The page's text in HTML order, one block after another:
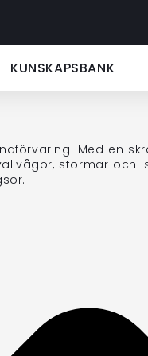
KUNSKAPSBANK
Med en
stormar och